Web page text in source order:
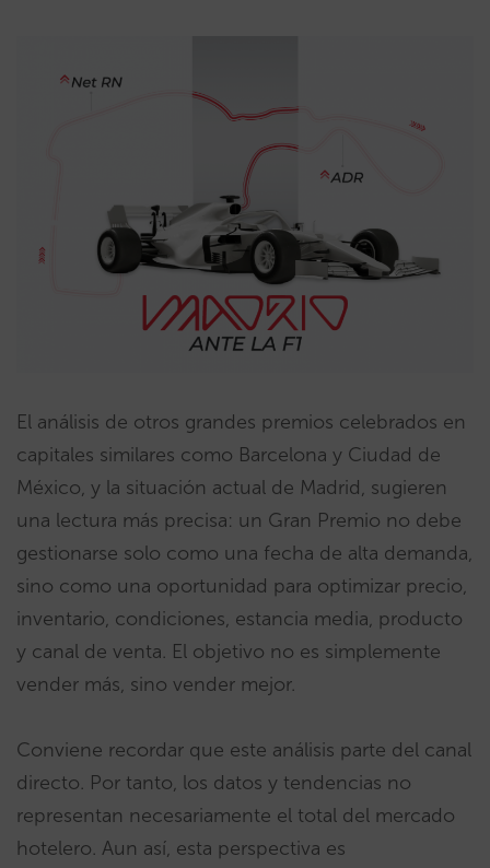
El análisis de otros grandes premios celebrados en
capitales similares como Barcelona y Ciudad de
México, y la situación actual de Madrid, sugieren
una lectura más precisa: un Gran Premio no debe
gestionarse solo como una fecha de alta demanda,
sino como una oportunidad para optimizar precio,
inventario, condiciones, estancia media, producto
y canal de venta. El objetivo no es simplemente
vender más, sino vender mejor.
Conviene recordar que este análisis parte del canal
directo. Por tanto, los datos y tendencias no
representan necesariamente el total del mercado
hotelero. Aun así, esta perspectiva es